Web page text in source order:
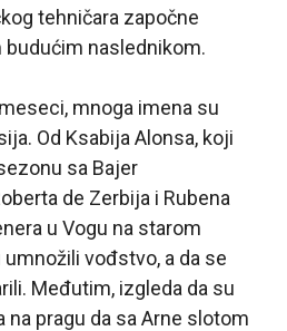
tehničara započne
naslednikom.
mnoga imena su
Od Ksabija Alonsa, koji
sa Bajer
de Zerbija i Rubena
u Vogu na starom
vođstvo, a da se
Međutim, izgleda da su
pragu da sa Arne slotom